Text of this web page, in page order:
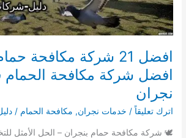
افضل 21 شركة مكافحة
افضل شركة مكافحة
نجران
اترك تعليقاً / خدمات نجران, مكافحة الحمام /
🕊️ شركة مكافحة حمام بنجران – الحل الأمثل